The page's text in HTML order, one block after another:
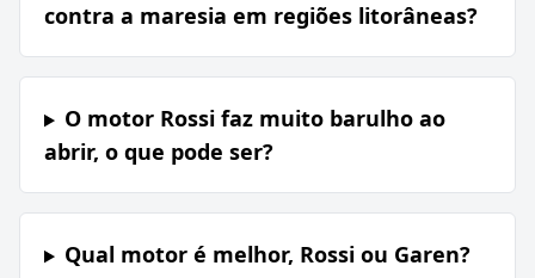
contra a maresia em regiões litorâneas?
O motor Rossi faz muito barulho ao
abrir, o que pode ser?
Qual motor é melhor, Rossi ou Garen?